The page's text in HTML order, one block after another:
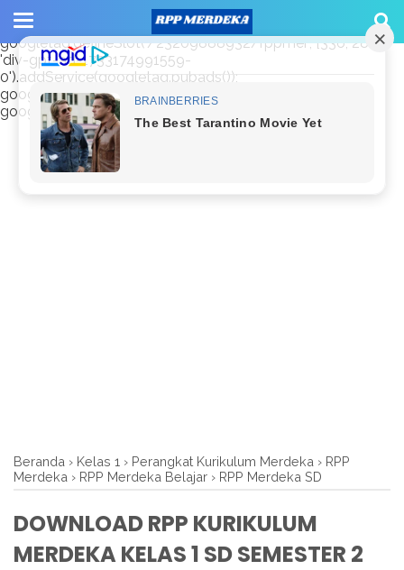
window.googletag = window.googletag || {cmd: []};
googletag.cmd.push(function() {
googletag.defineSlot('/23209888932/rppmer', [336, 280],
'div-gpt-ad-1733174991559-
0').addService(googletag.pubads());
googletag.pubads().enableSingleRequest();
googletag.enableServices(); });
Beranda › Kelas 1 › Perangkat Kurikulum Merdeka › RPP
Merdeka › RPP Merdeka Belajar › RPP Merdeka SD
DOWNLOAD RPP KURIKULUM
MERDEKA KELAS 1 SD SEMESTER 2